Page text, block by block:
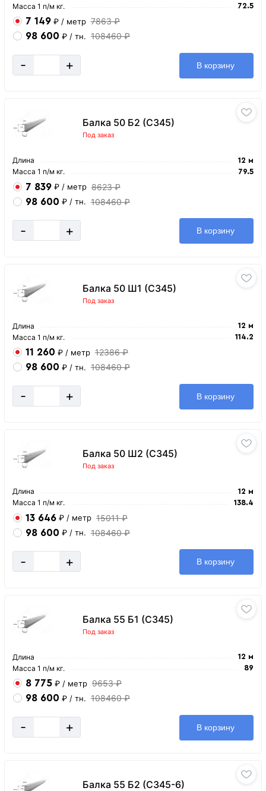
Масса 1 п/м кг. 72.5
7 149 ₽ / метр 7863 ₽
98 600 ₽ / тн. 108460 ₽
- + В корзину
Балка 50 Б2 (С345)
Под заказ
Длина 12 м
Масса 1 п/м кг. 79.5
7 839 ₽ / метр 8623 ₽
98 600 ₽ / тн. 108460 ₽
- + В корзину
Балка 50 Ш1 (С345)
Под заказ
Длина 12 м
Масса 1 п/м кг. 114.2
11 260 ₽ / метр 12386 ₽
98 600 ₽ / тн. 108460 ₽
- + В корзину
Балка 50 Ш2 (С345)
Под заказ
Длина 12 м
Масса 1 п/м кг. 138.4
13 646 ₽ / метр 15011 ₽
98 600 ₽ / тн. 108460 ₽
- + В корзину
Балка 55 Б1 (С345)
Под заказ
Длина 12 м
Масса 1 п/м кг. 89
8 775 ₽ / метр 9653 ₽
98 600 ₽ / тн. 108460 ₽
- + В корзину
Балка 55 Б2 (С345-6)